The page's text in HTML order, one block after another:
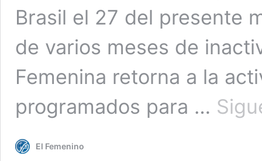
Brasil el 27 del presente
de varios meses de
Femenina retorna a la
programados para …
El Femenino